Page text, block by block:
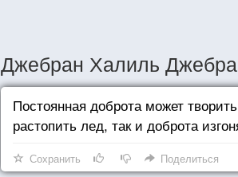
Джебран Халиль
Постоянная доброта может
растопить лед, так и доброта
Сохранить Поделиться